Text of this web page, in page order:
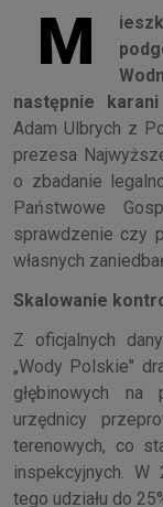
M
następnie
Adam Ulbrych z
prezesa
o zbadanie
Państwowe
sprawdzenie czy
własnych
Skalowanie
Z oficjalnych
„Wody Polskie"
głębinowych
urzędnicy
terenowych, co
inspekcyjnych.
tego udziału do